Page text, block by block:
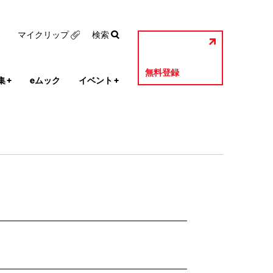
+ eムック イベント +
無料登録
マイクリップ 検索